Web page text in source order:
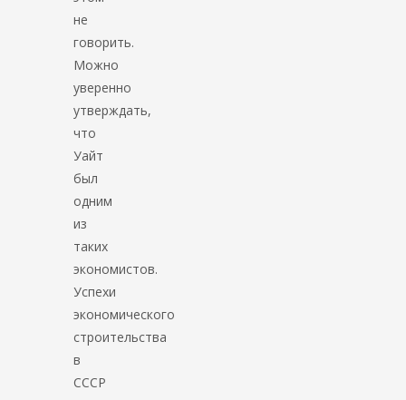
не
говорить.
Можно
уверенно
утверждать,
что
Уайт
был
одним
из
таких
экономистов.
Успехи
экономического
строительства
в
СССР